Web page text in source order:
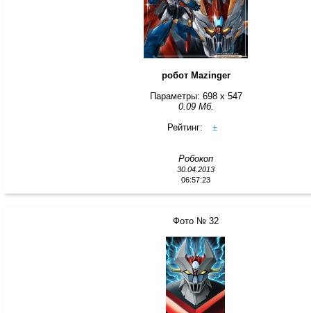
робот Mazinger
Параметры: 698 x 547
0.09 Мб.
Рейтинг:
±
Робокоп
30.04.2013
06:57:23
Фото № 32